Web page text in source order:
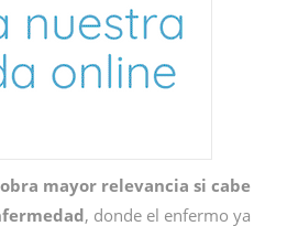
mayor relevancia si cabe
, donde el enfermo ya